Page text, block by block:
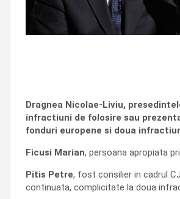
Dragnea Nicolae-Liviu,
infractiuni de folosire sau
fonduri europene si doua
Ficusi Marian, persoana apropiata
Pitis Petre, fost consilier in cadrul
continuata, complicitate la doua